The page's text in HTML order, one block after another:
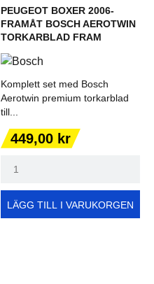
PEUGEOT BOXER 2006-
FRAMÅT BOSCH AEROTWIN
TORKARBLAD FRAM
Komplett set med Bosch
Aerotwin premium torkarblad
till...
Pris
449,00 kr
LÄGG TILL I VARUKORGEN